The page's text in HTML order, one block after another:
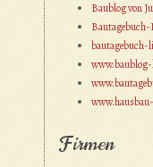
Baublog von
Bautagebuch-
bautagebuch-
Firmen